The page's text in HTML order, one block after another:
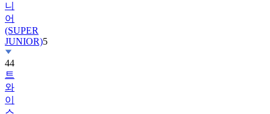
니
어
(SUPER
JUNIOR)5
44
트
와
이